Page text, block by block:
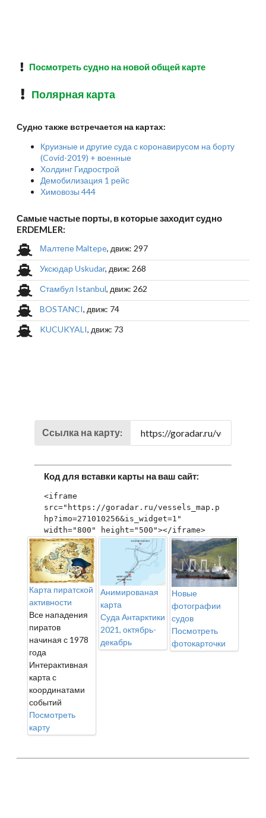
Посмотреть судно на новой общей карте
Полярная карта
Судно также встречается на картах:
Круизные и другие суда с коронавирусом на борту
(Covid-2019) + военные
Холдинг Гидрострой
Демобилизация 1 рейс
Химовозы 444
Самые частые порты, в которые заходит судно
ERDEMLER:
Малтепе Maltepe, движ: 297
Уксюдар Uskudar, движ: 268
Стамбул Istanbul, движ: 262
BOSTANCI, движ: 74
KUCUKYALI, движ: 73
Ссылка на карту:
Код для вставки карты на ваш сайт:
<iframe
src="https://goradar.ru/vessels_map.p
hp?imo=271010256&is_widget=1"
width="800" height="500"></iframe>
Карта пиратской
активности
Все нападения
пиратов
начиная с 1978
года
Интерактивная
карта с
координатами
событий
Посмотреть
карту
Анимированая
карта
Суда Антарктики
2021, октябрь-
декабрь
Новые
фотографии
судов
Посмотреть
фотокарточки